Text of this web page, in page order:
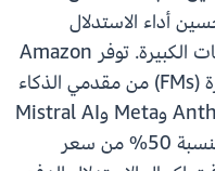
أداء الاستدلال
النموذجي على مجموعات البيانات الكبيرة. توفر Amazon
Bedrock نماذج تأسيس مختارة (FMs) من مقدمي الذكاء
الاصطناعي الرائدين مثل Anthropic وMeta وMistral AI
وAmazon للاستدلال الدفعي بنسبة 50% من سعر